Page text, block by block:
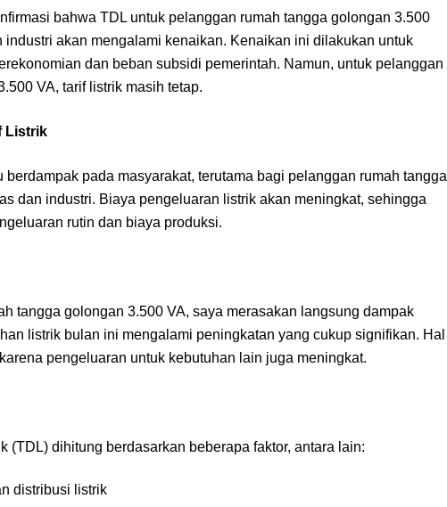
bahwa TDL untuk pelanggan rumah tangga golongan 3.500
industri akan mengalami kenaikan. Kenaikan ini dilakukan untuk
dan beban subsidi pemerintah. Namun, untuk pelanggan
VA, tarif listrik masih tetap.
Listrik
berdampak pada masyarakat, terutama bagi pelanggan rumah tangga
dan industri. Biaya pengeluaran listrik akan meningkat, sehingga
rutin dan biaya produksi.
tangga golongan 3.500 VA, saya merasakan langsung dampak
listrik bulan ini mengalami peningkatan yang cukup signifikan. Hal
pengeluaran untuk kebutuhan lain juga meningkat.
(TDL) dihitung berdasarkan beberapa faktor, antara lain:
distribusi listrik